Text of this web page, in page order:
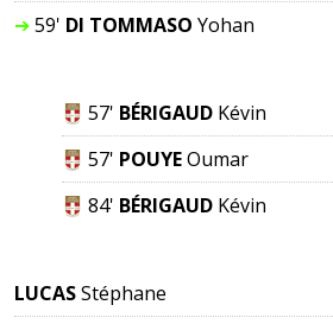
➔59' DI TOMMASO Yohan
57' BÉRIGAUD Kévin
57' POUYEOumar
84' BÉRIGAUD Kévin
LUCASStéphane